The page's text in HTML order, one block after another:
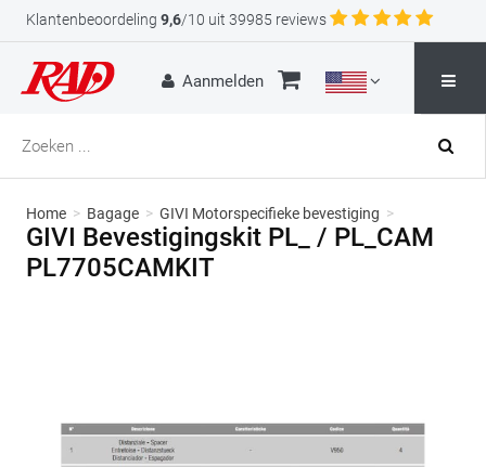
Klantenbeoordeling 9,6/10 uit 39985 reviews
Aanmelden
Home > Bagage > GIVI Motorspecifieke bevestiging >
GIVI Bevestigingskit PL_ / PL_CAM
PL7705CAMKIT